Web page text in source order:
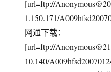
[url=ftp://
1.150.171/
网通下载：
[url=ftp://
10.140/